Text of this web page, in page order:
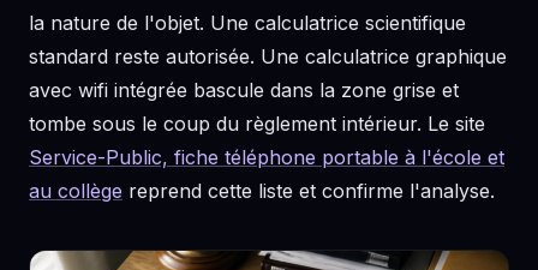
la nature de l'objet. Une calculatrice scientifique
standard reste autorisée. Une calculatrice graphique
avec wifi intégrée bascule dans la zone grise et
tombe sous le coup du règlement intérieur. Le site
Service-Public, fiche téléphone portable à l'école et
au collège reprend cette liste et confirme l'analyse.